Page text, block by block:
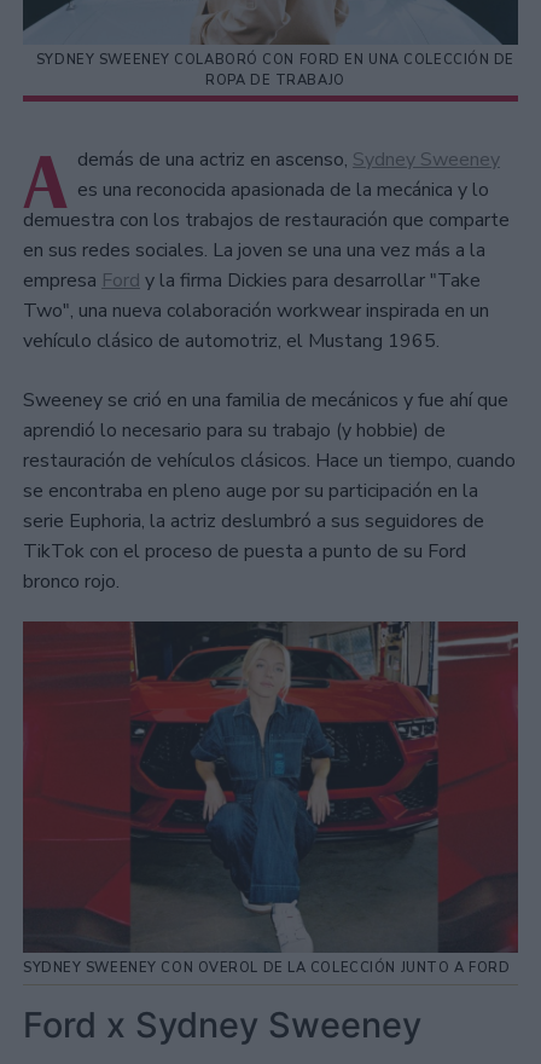
SYDNEY SWEENEY COLABORÓ CON FORD EN UNA COLECCIÓN DE
ROPA DE TRABAJO
A demás de una actriz en ascenso, Sydney Sweeney
es una reconocida apasionada de la mecánica y lo
demuestra con los trabajos de restauración que comparte
en sus redes sociales. La joven se una una vez más a la
empresa Ford y la firma Dickies para desarrollar "Take
Two", una nueva colaboración workwear inspirada en un
vehículo clásico de automotriz, el Mustang 1965.
Sweeney se crió en una familia de mecánicos y fue ahí que
aprendió lo necesario para su trabajo (y hobbie) de
restauración de vehículos clásicos. Hace un tiempo, cuando
se encontraba en pleno auge por su participación en la
serie Euphoria, la actriz deslumbró a sus seguidores de
TikTok con el proceso de puesta a punto de su Ford
bronco rojo.
SYDNEY SWEENEY CON OVEROL DE LA COLECCIÓN JUNTO A FORD
Ford x Sydney Sweeney